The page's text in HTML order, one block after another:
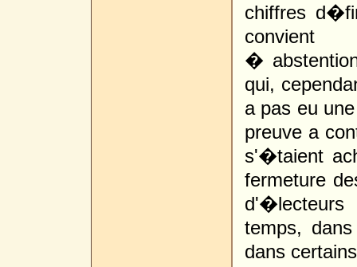
chiffres
�
qui,
a pas eu
preuve a
s'�taient
fermeture
temps,
dans